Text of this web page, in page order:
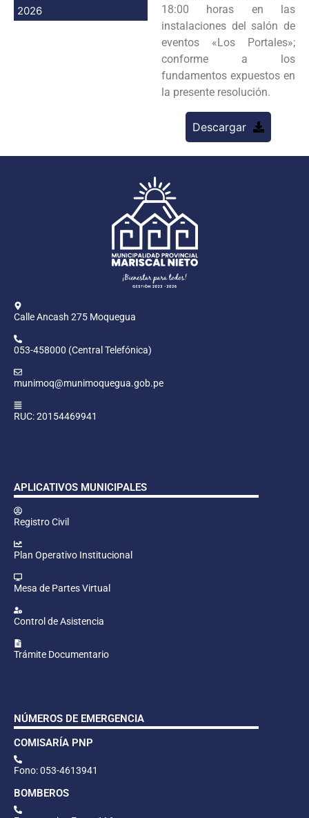
2026
18:00 horas en las
instalaciones del salón de
eventos «Los Portales»;
conforme a los
fundamentos expuestos en
la presente resolución.
Descargar
Calle Ancash 275 Moquegua
053-458000 (Central Telefónica)
munimoq@munimoquegua.gob.pe
RUC: 20154469941
APLICATIVOS MUNICIPALES
Registro Civil
Plan Operativo Institucional
Mesa de Partes Virtual
Control de Asistencia
Trámite Documentario
NÚMEROS DE EMERGENCIA
COMISARÍA PNP
Fono: 053-4613941
BOMBEROS